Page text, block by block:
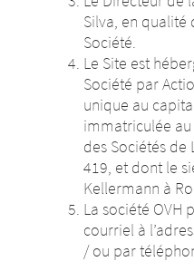
Silva, en qualité
Société.
Le Site est
Société par
unique au
immatriculée
des Sociétés de
419, et dont le
Kellermann à
La société OVH
courriel à
/ ou par
aucune influence
auquel vous allez
indépendant de
Par ailleurs,
entre site internet
Merz Pharma
responsabilité de
saurait être
conséquences
découler de l’accès
utilisation
tiers.
est indépendant
France.
Par ailleurs,
hypertexte entre
pourrait être
France. De ce
Merz Pharma
engagée au titre
dommageables
l’accès à un site
utilisation